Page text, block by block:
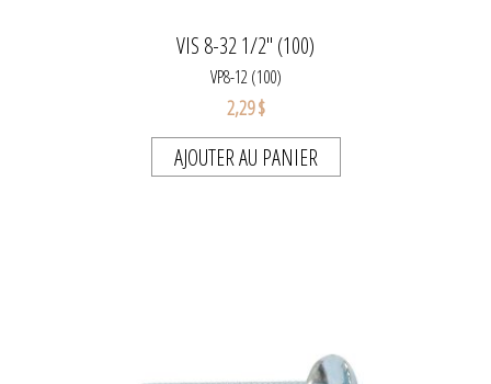
VIS 8-32 1/2" (100)
VP8-12 (100)
2,29 $
AJOUTER AU PANIER